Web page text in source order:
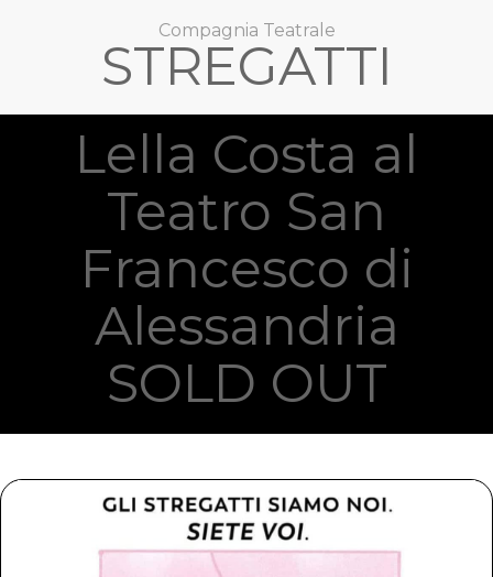
Compagnia Teatrale
STREGATTI
Lella Costa al
Teatro San
Francesco di
Alessandria
SOLD OUT